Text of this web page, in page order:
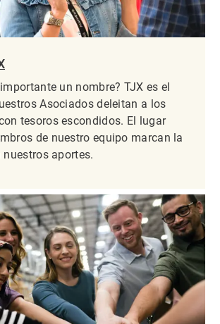
un nombre? TJX es el
Asociados deleitan a los
tesoros escondidos. El lugar
de nuestro equipo marcan la
aportes.